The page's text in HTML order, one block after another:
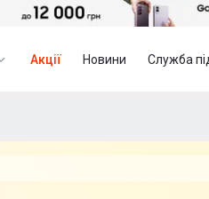
Акції Новини Служба